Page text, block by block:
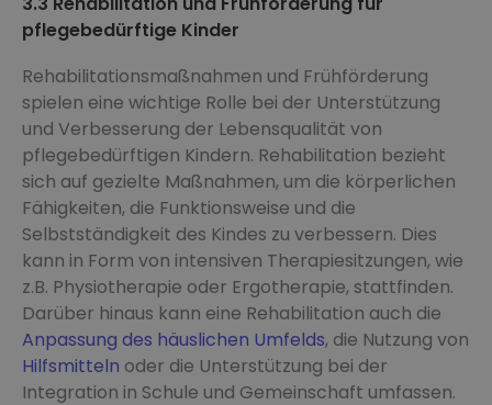
pflegebedürftige Kinder
Rehabilitationsmaßnahmen und Frühförderung
spielen eine wichtige Rolle bei der Unterstützung
und Verbesserung der Lebensqualität von
pflegebedürftigen Kindern. Rehabilitation bezieht
sich auf gezielte Maßnahmen, um die körperlichen
Fähigkeiten, die Funktionsweise und die
Selbstständigkeit des Kindes zu verbessern. Dies
kann in Form von intensiven Therapiesitzungen, wie
z.B. Physiotherapie oder Ergotherapie, stattfinden.
Darüber hinaus kann eine Rehabilitation auch die
Anpassung des häuslichen Umfelds, die Nutzung von
Hilfsmitteln oder die Unterstützung bei der
Integration in Schule und Gemeinschaft umfassen.